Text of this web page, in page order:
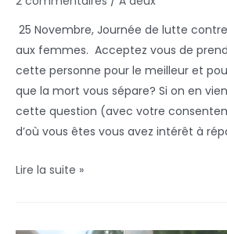
25 Novembre, Journée de lutte
aux femmes. Acceptez vous de
cette personne pour le meilleur et
que la mort vous sépare? Si on en
cette question (avec votre
d’où vous êtes vous avez intérêt à
Lire la suite »